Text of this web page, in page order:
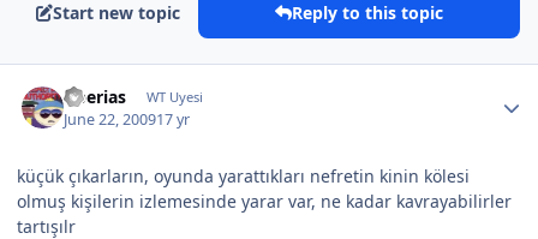
Start new topic Reply to this topic
tiberias WT Uyesi
June 22, 200917 yr
küçük çıkarların, oyunda yarattıkları nefretin kinin kölesi
olmuş kişilerin izlemesinde yarar var, ne kadar kavrayabilirler
tartışılr